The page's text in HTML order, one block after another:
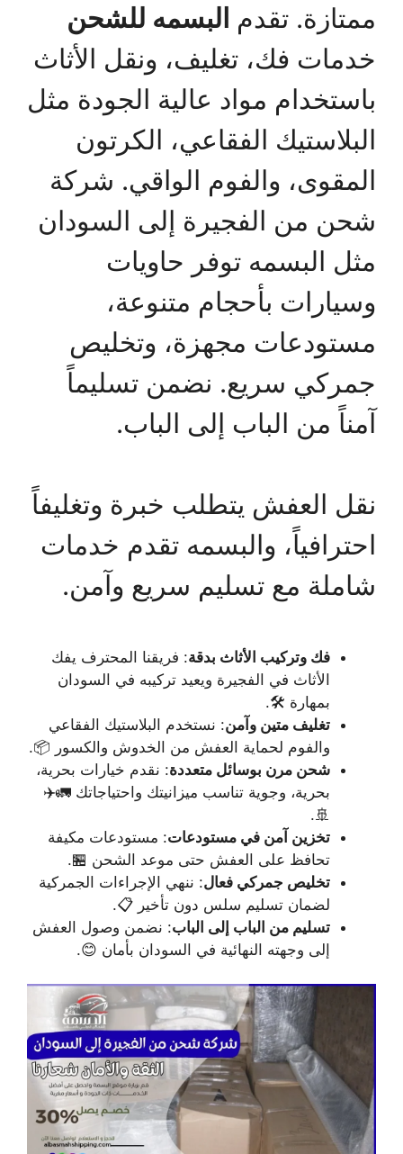
ممتازة. تقدم البسمه للشحن
خدمات فك، تغليف، ونقل الأثاث
باستخدام مواد عالية الجودة مثل
البلاستيك الفقاعي، الكرتون
المقوى، والفوم الواقي. شركة
شحن من الفجيرة إلى السودان
مثل البسمه توفر حاويات
وسيارات بأحجام متنوعة،
مستودعات مجهزة، وتخليص
جمركي سريع. نضمن تسليماً
آمناً من الباب إلى الباب.
نقل العفش يتطلب خبرة وتغليفاً
احترافياً، والبسمه تقدم خدمات
شاملة مع تسليم سريع وآمن.
فك وتركيب الأثاث بدقة: فريقنا المحترف يفك
الأثاث في الفجيرة ويعيد تركيبه في السودان
بمهارة 🛠️.
تغليف متين وآمن: نستخدم البلاستيك الفقاعي
والفوم لحماية العفش من الخدوش والكسور 📦.
شحن مرن بوسائل متعددة: نقدم خيارات بحرية،
بحرية، وجوية تناسب ميزانيتك واحتياجاتك 🚛✈️
🚢.
تخزين آمن في مستودعات: مستودعات مكيفة
تحافظ على العفش حتى موعد الشحن 🏪.
تخليص جمركي فعال: ننهي الإجراءات الجمركية
لضمان تسليم سلس دون تأخير 📋.
تسليم من الباب إلى الباب: نضمن وصول العفش
إلى وجهته النهائية في السودان بأمان 😊.